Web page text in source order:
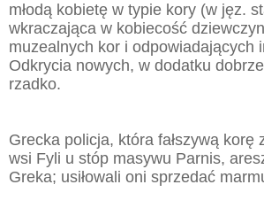
młodą kobietę w typie kory (w jęz.
wkraczająca w kobiecość
muzealnych kor i odpowiadających
Odkrycia nowych, w dodatku
rzadko.
Grecka policja, która fałszywą korę
wsi Fyli u stóp masywu Parnis,
Greka; usiłowali oni sprzedać